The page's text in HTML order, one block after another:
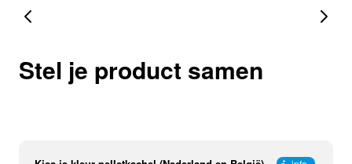
Stel je product samen